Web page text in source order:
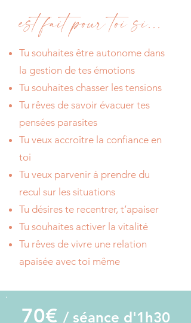
est fait pour toi si...
Tu souhaites être autonome dans
la gestion de tes émotions
Tu souhaites chasser les tensions
Tu rêves de savoir évacuer tes
pensées parasites
Tu veux accroître la confiance en
toi
Tu veux parvenir à prendre du
recul sur les situations
Tu désires te recentrer, t’apaiser
Tu souhaites activer la vitalité
Tu rêves de vivre une relation
apaisée avec toi même
70€ / séance d'1h30